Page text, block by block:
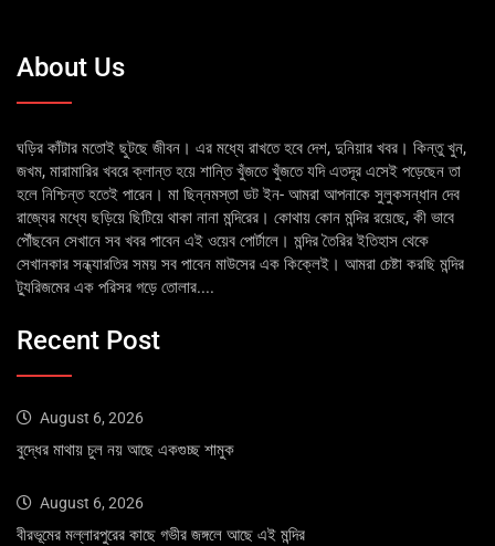
About Us
ঘড়ির কাঁটার মতোই ছুটছে জীবন। এর মধ্যে রাখতে হবে দেশ, দুনিয়ার খবর। কিন্তু খুন,
জখম, মারামারির খবরে ক্লান্ত হয়ে শান্তি খুঁজতে খুঁজতে যদি এতদূর এসেই পড়েছেন তা
হলে নিশ্চিন্ত হতেই পারেন। মা ছিন্নমস্তা ডট ইন- আমরা আপনাকে সুলুকসন্ধান দেব
রাজ্যের মধ্যে ছড়িয়ে ছিটিয়ে থাকা নানা মন্দিরের। কোথায় কোন মন্দির রয়েছে, কী ভাবে
পৌঁছবেন সেখানে সব খবর পাবেন এই ওয়েব পোর্টালে। মন্দির তৈরির ইতিহাস থেকে
সেখানকার সন্ধ্যারতির সময় সব পাবেন মাউসের এক কিক্লেই। আমরা চেষ্টা করছি মন্দির
ট্যুরিজমের এক পরিসর গড়ে তোলার....
Recent Post
August 6, 2026
বুদ্ধের মাথায় চুল নয় আছে একগুচ্ছ শামুক
August 6, 2026
বীরভূমের মল্লারপুরের কাছে গভীর জঙ্গলে আছে এই মন্দির